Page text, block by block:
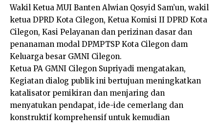
Wakil Ketua MUI Banten Alwian Qosyid Sam’un, wakil
ketua DPRD Kota Cilegon, Ketua Komisi II DPRD Kota
Cilegon, Kasi Pelayanan dan perizinan dasar dan
penanaman modal DPMPTSP Kota Cilegon dam
Keluarga besar GMNI Cilegon.
Ketua PA GMNI Cilegon Supriyadi mengatakan,
Kegiatan dialog publik ini bertujuan meningkatkan
katalisator pemikiran dan menjaring dan
menyatukan pendapat, ide-ide cemerlang dan
konstruktif komprehensif untuk kemudian